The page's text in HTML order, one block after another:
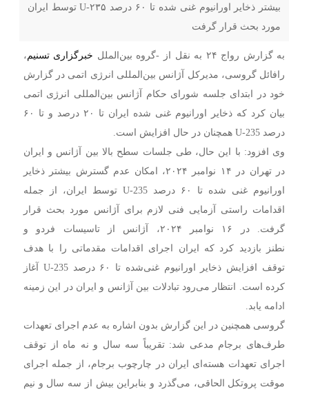
بیشتر ذخایر اورانیوم غنی شده تا ۶۰ درصد U-۲۳۵ توسط ایران
مورد بحث قرار گرفت
به گزارش رواج ۲۴ به نقل از -گروه بین‌الملل خبرگزاری تسنیم،
رافائل گروسی، مدیرکل آژانس بین‌المللی انرژی اتمی در گزارش
خود در ابتدای جلسه شورای حکام آژانس بین‌المللی انرژی اتمی
بیان کرد که ذخایر اورانیوم غنی شده ایران تا ۲۰ درصد و تا ۶۰
درصد U-235 همچنان در حال افزایش است.
وی افزود: با این حال، طی جلسات سطح بالا بین آژانس و ایران
در تهران در ۱۴ نوامبر ۲۰۲۴، امکان عدم گسترش بیشتر ذخایر
اورانیوم غنی شده تا ۶۰ درصد U-235 توسط ایران، از جمله
اقدامات راستی آزمایی فنی لازم برای آژانس مورد بحث قرار
گرفت. در ۱۶ نوامبر ۲۰۲۴، آژانس از تاسیسات فردو و
نطنز بازدید کرد که ایران اجرای اقدامات مقدماتی را با هدف
توقف افزایش ذخایر اورانیوم غنی‌شده تا ۶۰ درصد U-235 آغاز
کرده است. انتظار می‌رود تبادلات بین آژانس و ایران در این زمینه
ادامه یابد.
گروسی همچنین در این گزارش بدون اشاره به عدم اجرای تعهدات
طرف‌های برجام مدعی شد: تقریباً سه سال و نه ماه از توقف
اجرای تعهدات هسته‌ای ایران در چارچوب برجام، از جمله اجرای
موقت پروتکل الحاقی، می‌گذرد و بنابراین بیش از سه سال و نیم